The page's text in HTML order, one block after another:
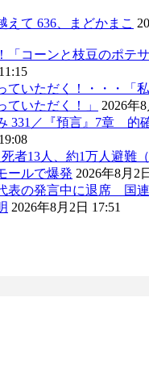
えて 636、まどかまこ
「コーンと枝豆のポテ
いただく！・・・「
ていただく！」
2026年
331／『預言』7章 的
者13人、約1万人避難
ールで爆発 2026年8月2
表の発言中に退席 国
2026年8月2日 17:51